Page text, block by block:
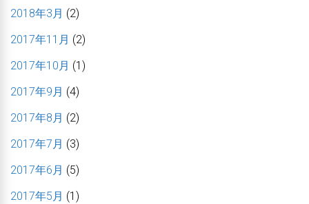
2018年3月 (2)
2017年11月 (2)
2017年10月 (1)
2017年9月 (4)
2017年8月 (2)
2017年7月 (3)
2017年6月 (5)
2017年5月 (1)